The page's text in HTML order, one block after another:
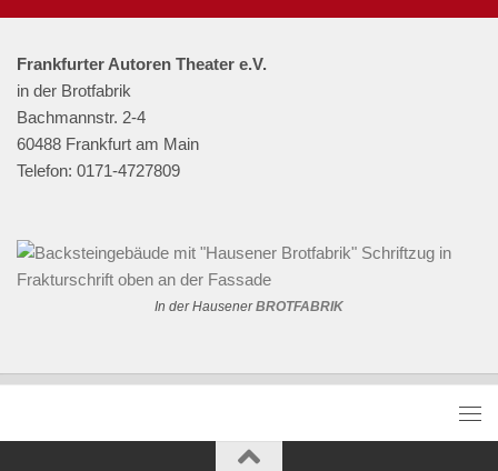
Frankfurter Autoren Theater e.V.
in der Brotfabrik
Bachmannstr. 2-4
60488 Frankfurt am Main
Telefon: 0171-4727809
In der HausenerBROTFABRIK